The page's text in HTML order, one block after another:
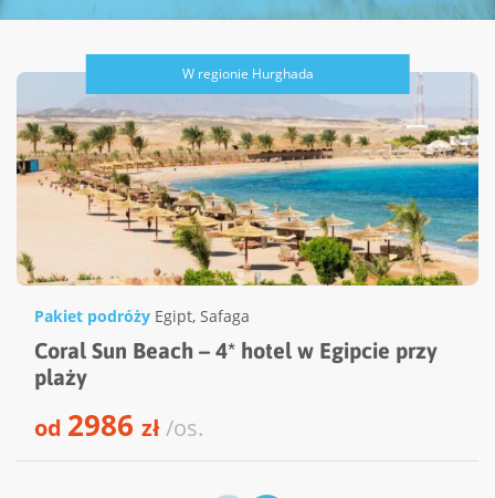
W regionie Hurghada
Pakiet podróży Egipt, Safaga
Coral Sun Beach – 4* hotel w Egipcie przy
plaży
od 2986 zł/os.